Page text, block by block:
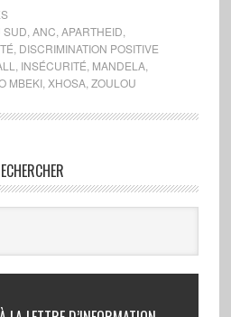
SUD ANC APARTHEID
DISCRIMINATION POSITIVE
INSÉCURITÉ MANDELA,
MBEKI, XHOSA, ZOULOU